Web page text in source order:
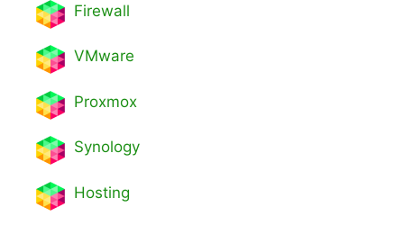
Firewall
VMware
Proxmox
Synology
Hosting